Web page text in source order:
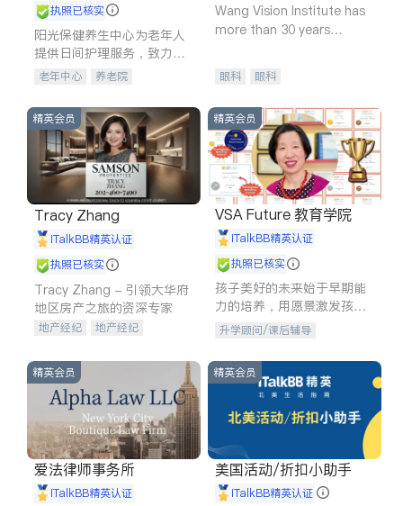
执照已核实
阳光保健养生中心为老年人
提供日间护理服务，致力于
通过持续的护理创新来有效
老年中心 养老院
Wang Vision Institute has
more than 30 years
眼科 眼科
精英会员
Tracy Zhang
iTalkBB精英认证
执照已核实
Tracy Zhang - 引领大华府
地区房产之旅的资深专家
地产经纪
地产经纪
商铺租售
精英会员
VSA Future 教育学院
iTalkBB精英认证
执照已核实
孩子美好的未来始于早期能
力的培养，用愿景激发孩子
的学习潜力和动力。理念：
石。
升学顾问/课后辅导
精英会员
爱法律师事务所
iTalkBB精英认证
精英会员
美国活动/折扣小助手
iTalkBB精英认证